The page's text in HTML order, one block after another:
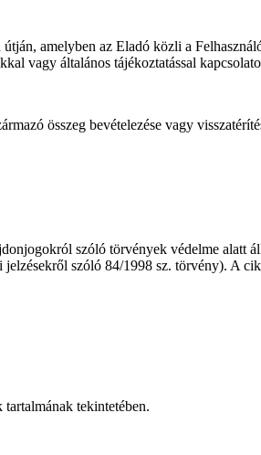
amelyben az Eladó közli a
vagy általános tájékoztatással
összeg bevételezése vagy
szóló törvények védelme alatt
szóló 84/1998 sz. törvény). A
tekintetében.